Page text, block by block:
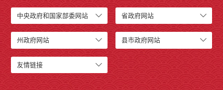
中央政府和国家部委网站 省政府网站
州政府网站 县市政府网站
友情链接